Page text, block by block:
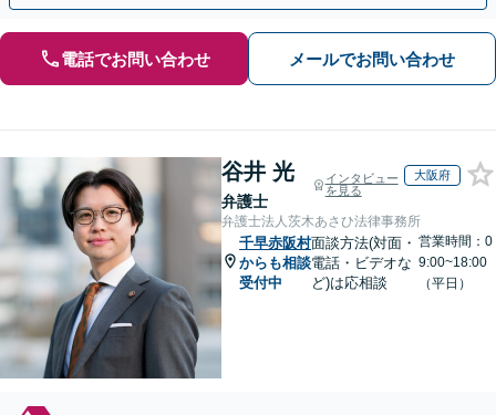
電話でお問い合わせ メールでお問い合わせ
谷井 光
弁護士
インタビュー
を見る
大阪府
弁護士法人茨木あさひ法律事務所
千早赤阪村
からも相談
受付中
面談方法(対面・
電話・ビデオな
ど)は応相談
営業時間：0
9:00~18:00
（平日）